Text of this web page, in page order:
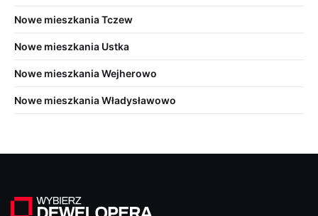
Nowe mieszkania Tczew
Nowe mieszkania Ustka
Nowe mieszkania Wejherowo
Nowe mieszkania Władysławowo